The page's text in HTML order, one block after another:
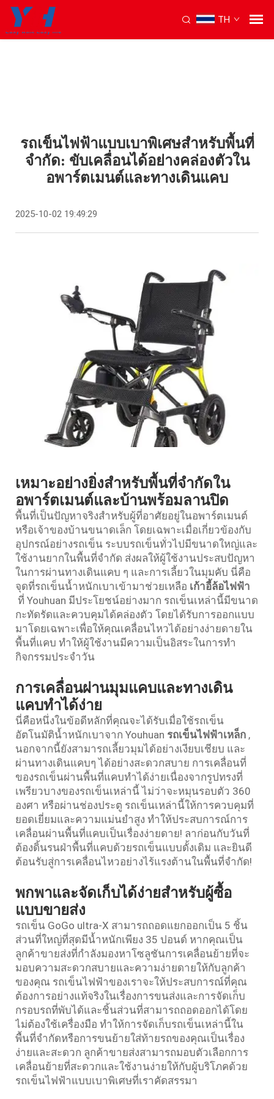
TH
รถเข็นไฟฟ้าแบบเบาพิเศษสำหรับพื้นที่
จำกัด: ขับเคลื่อนได้อย่างคล่องตัวใน
อพาร์ตเมนต์และทางเดินแคบ
2025-10-02 19:49:29
เหมาะอย่างยิ่งสำหรับพื้นที่จำกัดใน
อพาร์ตเมนต์และบ้านพร้อมลานปิด
พื้นที่เป็นปัญหาจริงสำหรับผู้ที่อาศัยอยู่ในอพาร์ตเมนต์
หรือเจ้าของบ้านขนาดเล็ก โดยเฉพาะเมื่อเกี่ยวข้องกับ
อุปกรณ์อย่างรถเข็น ระบบรถเข็นทั่วไปมีขนาดใหญ่และ
ใช้งานยากในพื้นที่จำกัด ส่งผลให้ผู้ใช้งานประสบปัญหา
ในการผ่านทางเดินแคบ ๆ และการเลี้ยวในมุมคับ นี่คือ
จุดที่รถเข็นน้ำหนักเบาเข้ามาช่วยเหลือ เก้าอี้ล้อไฟฟ้า
ที่ Youhuan มีประโยชน์อย่างมาก รถเข็นเหล่านี้มีขนาด
กะทัดรัดและควบคุมได้คล่องตัว โดยได้รับการออกแบบ
มาโดยเฉพาะเพื่อให้คุณเคลื่อนไหวได้อย่างง่ายดายใน
พื้นที่แคบ ทำให้ผู้ใช้งานมีความเป็นอิสระในการทำ
กิจกรรมประจำวัน
การเคลื่อนผ่านมุมแคบและทางเดิน
แคบทำได้ง่าย
นี่คือหนึ่งในข้อดีหลักที่คุณจะได้รับเมื่อใช้รถเข็น
อัตโนมัติน้ำหนักเบาจาก Youhuan รถเข็นไฟฟ้าเหล็ก ,
นอกจากนี้ยังสามารถเลี้ยวมุมได้อย่างเงียบเชียบ และ
ผ่านทางเดินแคบๆ ได้อย่างสะดวกสบาย การเคลื่อนที่
ของรถเข็นผ่านพื้นที่แคบทำได้ง่ายเนื่องจากรูปทรงที่
เพรียวบางของรถเข็นเหล่านี้ ไม่ว่าจะหมุนรอบตัว 360
องศา หรือผ่านช่องประตู รถเข็นเหล่านี้ให้การควบคุมที่
ยอดเยี่ยมและความแม่นยำสูง ทำให้ประสบการณ์การ
เคลื่อนผ่านพื้นที่แคบเป็นเรื่องง่ายดาย! ลาก่อนกับวันที่
ต้องดิ้นรนฝ่าพื้นที่แคบด้วยรถเข็นแบบดั้งเดิม และยินดี
ต้อนรับสู่การเคลื่อนไหวอย่างไร้แรงต้านในพื้นที่จำกัด!
พกพาและจัดเก็บได้ง่ายสำหรับผู้ซื้อ
แบบขายส่ง
รถเข็น GoGo ultra-X สามารถถอดแยกออกเป็น 5 ชิ้น
ส่วนที่ใหญ่ที่สุดมีน้ำหนักเพียง 35 ปอนด์ หากคุณเป็น
ลูกค้าขายส่งที่กำลังมองหาโซลูชันการเคลื่อนย้ายที่จะ
มอบความสะดวกสบายและความง่ายดายให้กับลูกค้า
ของคุณ รถเข็นไฟฟ้าของเราจะให้ประสบการณ์ที่คุณ
ต้องการอย่างแท้จริงในเรื่องการขนส่งและการจัดเก็บ
กรอบรถที่พับได้และชิ้นส่วนที่สามารถถอดออกได้โดย
ไม่ต้องใช้เครื่องมือ ทำให้การจัดเก็บรถเข็นเหล่านี้ใน
พื้นที่จำกัดหรือการขนย้ายใส่ท้ายรถของคุณเป็นเรื่อง
ง่ายและสะดวก ลูกค้าขายส่งสามารถมอบตัวเลือกการ
เคลื่อนย้ายที่สะดวกและใช้งานง่ายให้กับผู้บริโภคด้วย
รถเข็นไฟฟ้าแบบเบาพิเศษที่เราคัดสรรมา